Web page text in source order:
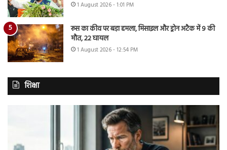
1 August 2026 - 1:01 PM
रूस का कीव पर बड़ा हमला, मिसाइल और ड्रोन अटैक में 9 की
मौत, 22 घायल
1 August 2026 - 12:54 PM
शिक्षा